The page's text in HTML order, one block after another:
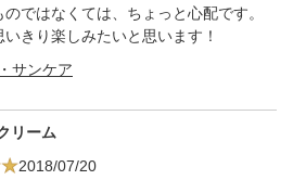
ではなくては、ちょっと心配です。
きり楽しみたいと思います！
サンケア
リーム
2018/07/20